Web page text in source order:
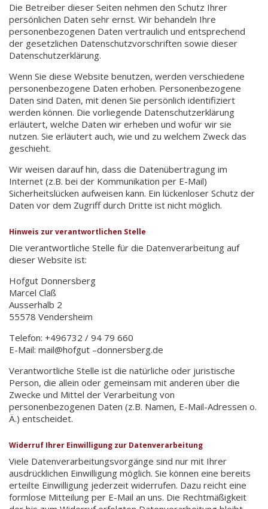
Die Betreiber dieser Seiten nehmen den Schutz Ihrer
persönlichen Daten sehr ernst. Wir behandeln Ihre
personenbezogenen Daten vertraulich und entsprechend
der gesetzlichen Datenschutzvorschriften sowie dieser
Datenschutzerklärung.
Wenn Sie diese Website benutzen, werden verschiedene
personenbezogene Daten erhoben. Personenbezogene
Daten sind Daten, mit denen Sie persönlich identifiziert
werden können. Die vorliegende Datenschutzerklärung
erläutert, welche Daten wir erheben und wofür wir sie
nutzen. Sie erläutert auch, wie und zu welchem Zweck das
geschieht.
Wir weisen darauf hin, dass die Datenübertragung im
Internet (z.B. bei der Kommunikation per E-Mail)
Sicherheitslücken aufweisen kann. Ein lückenloser Schutz der
Daten vor dem Zugriff durch Dritte ist nicht möglich.
Hinweis zur verantwortlichen Stelle
Die verantwortliche Stelle für die Datenverarbeitung auf
dieser Website ist:
Hofgut Donnersberg
Marcel Claß
Ausserhalb 2
55578 Vendersheim
Telefon: +496732 / 94 79 660
E-Mail: mail@hofgut –donnersberg.de
Verantwortliche Stelle ist die natürliche oder juristische
Person, die allein oder gemeinsam mit anderen über die
Zwecke und Mittel der Verarbeitung von
personenbezogenen Daten (z.B. Namen, E-Mail-Adressen o.
Ä.) entscheidet.
Widerruf Ihrer Einwilligung zur Datenverarbeitung
Viele Datenverarbeitungsvorgänge sind nur mit Ihrer
ausdrücklichen Einwilligung möglich. Sie können eine bereits
erteilte Einwilligung jederzeit widerrufen. Dazu reicht eine
formlose Mitteilung per E-Mail an uns. Die Rechtmäßigkeit